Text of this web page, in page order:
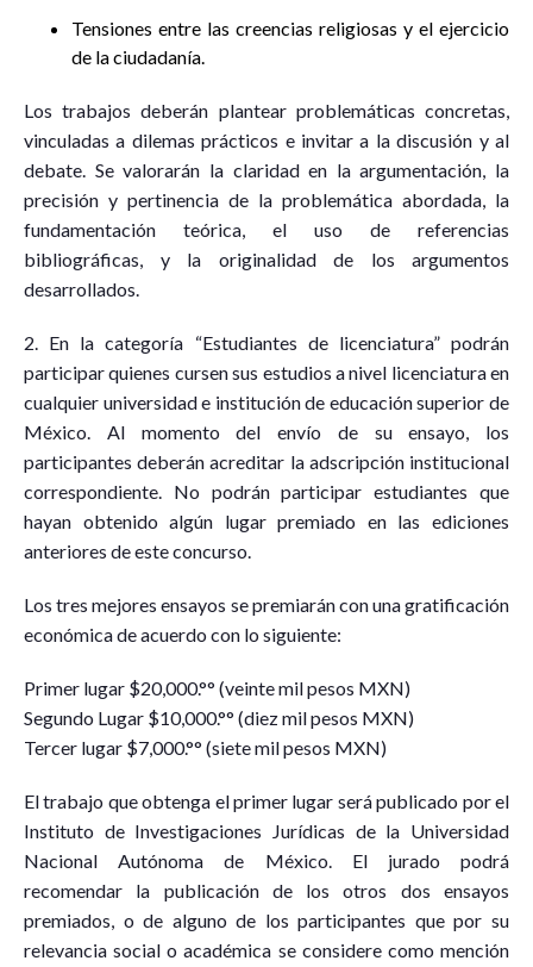
Tensiones entre las creencias religiosas y el ejercicio
de la ciudadanía.
Los trabajos deberán plantear problemáticas concretas,
vinculadas a dilemas prácticos e invitar a la discusión y al
debate. Se valorarán la claridad en la argumentación, la
precisión y pertinencia de la problemática abordada, la
fundamentación teórica, el uso de referencias
bibliográficas, y la originalidad de los argumentos
desarrollados.
2. En la categoría “Estudiantes de licenciatura” podrán
participar quienes cursen sus estudios a nivel licenciatura en
cualquier universidad e institución de educación superior de
México. Al momento del envío de su ensayo, los
participantes deberán acreditar la adscripción institucional
correspondiente. No podrán participar estudiantes que
hayan obtenido algún lugar premiado en las ediciones
anteriores de este concurso.
Los tres mejores ensayos se premiarán con una gratificación
económica de acuerdo con lo siguiente:
Primer lugar $20,000.°° (veinte mil pesos MXN)
Segundo Lugar $10,000.°° (diez mil pesos MXN)
Tercer lugar $7,000.°° (siete mil pesos MXN)
El trabajo que obtenga el primer lugar será publicado por el
Instituto de Investigaciones Jurídicas de la Universidad
Nacional Autónoma de México. El jurado podrá
recomendar la publicación de los otros dos ensayos
premiados, o de alguno de los participantes que por su
relevancia social o académica se considere como mención